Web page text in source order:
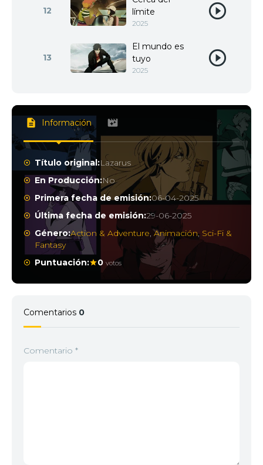
12
límite
2025
13
El mundo es
tuyo
2025
Información
Título original:Lazarus
En Producción:No
Primera fecha de emisión:06-04-2025
Última fecha de emisión:29-06-2025
Género:Action & Adventure,Animación, Sci-Fi &
Fantasy
Puntuación:
0 votos
Comentarios 0
Comentario *